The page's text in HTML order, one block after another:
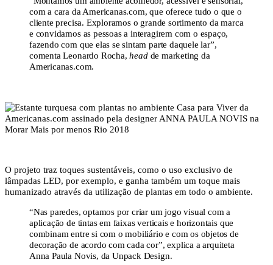
com a cara da Americanas.com, que oferece tudo o que o
cliente precisa. Exploramos o grande sortimento da marca
e convidamos as pessoas a interagirem com o espaço,
fazendo com que elas se sintam parte daquele lar”,
comenta Leonardo Rocha,headde marketing da
Americanas.com.
O projeto traz toques sustentáveis, como o uso exclusivo de
lâmpadas LED, por exemplo, e ganha também um toque mais
humanizado através da utilização de plantas em todo o ambiente.
“Nas paredes, optamos por criar um jogo visual com a
aplicação de tintas em faixas verticais e horizontais que
combinam entre si com o mobiliário e com os objetos de
decoração de acordo com cada cor”, explica a arquiteta
Anna Paula Novis, da Unpack Design.